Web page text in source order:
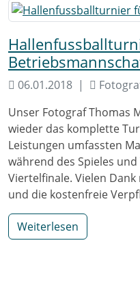
06.01.2018
Unser Fotograf Thomas
wieder das komplette
Leistungen umfassten
während des Spieles
Viertelfinale. Vielen
und die kostenfreie
Weiterlesen